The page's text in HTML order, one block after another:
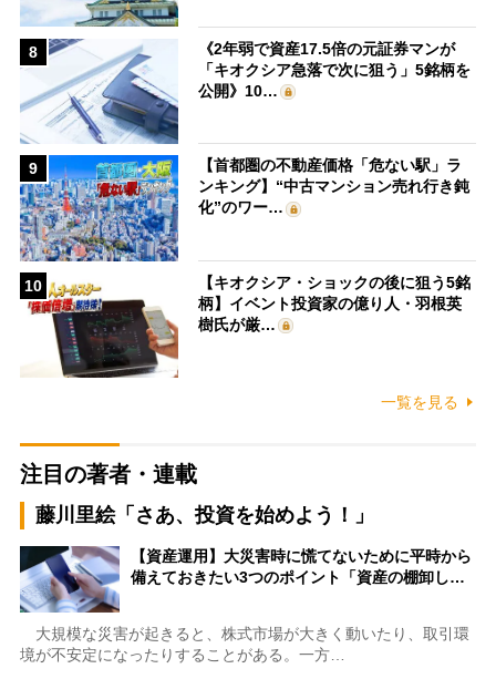
8
《2年弱で資産17.5倍の元証券マンが
「キオクシア急落で次に狙う」5銘柄を
公開》10…
9
【首都圏の不動産価格「危ない駅」ラ
ンキング】“中古マンション売れ行き鈍
化”のワー…
10
【キオクシア・ショックの後に狙う5銘
柄】イベント投資家の億り人・羽根英
樹氏が厳…
一覧を見る
注目の著者・連載
藤川里絵「さあ、投資を始めよう！」
【資産運用】大災害時に慌てないために平時から
備えておきたい3つのポイント「資産の棚卸し…
大規模な災害が起きると、株式市場が大きく動いたり、取引環
境が不安定になったりすることがある。一方…